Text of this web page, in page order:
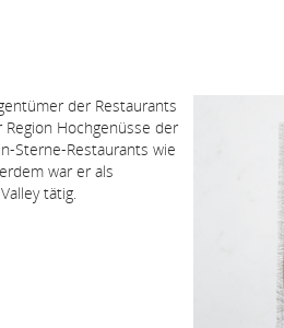
der Restaurants
Hochgenüsse der
Sterne-Restaurants wie
war er als
tätig.